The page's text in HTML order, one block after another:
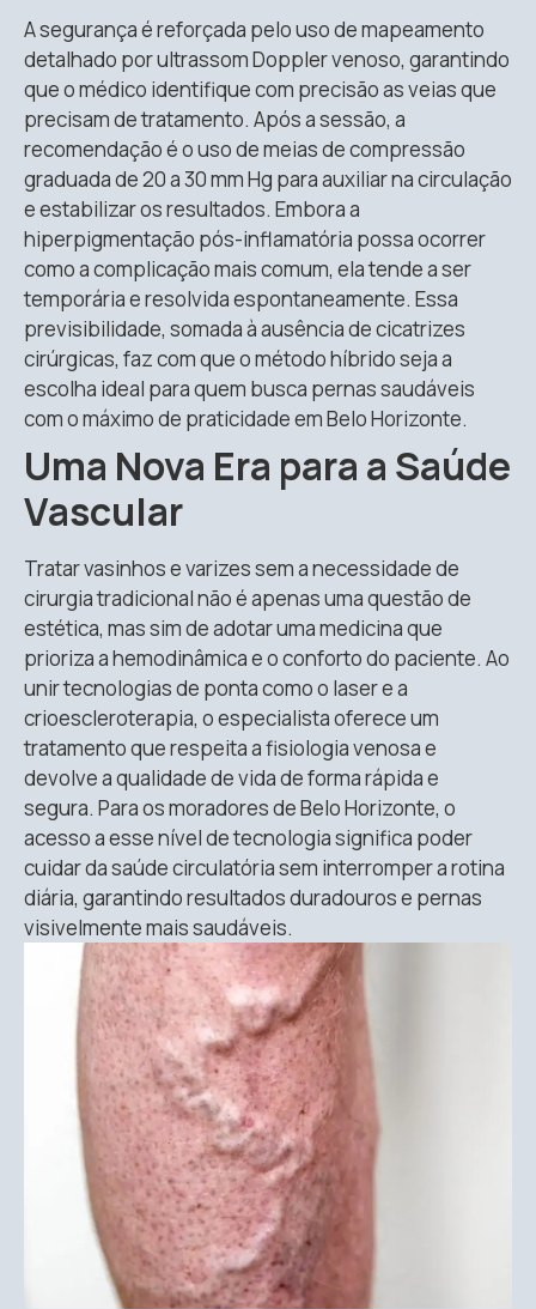
A segurança é reforçada pelo uso de mapeamento
detalhado por ultrassom Doppler venoso, garantindo
que o médico identifique com precisão as veias que
precisam de tratamento. Após a sessão, a
recomendação é o uso de meias de compressão
graduada de 20 a 30 mm Hg para auxiliar na circulação
e estabilizar os resultados. Embora a
hiperpigmentação pós-inflamatória possa ocorrer
como a complicação mais comum, ela tende a ser
temporária e resolvida espontaneamente. Essa
previsibilidade, somada à ausência de cicatrizes
cirúrgicas, faz com que o método híbrido seja a
escolha ideal para quem busca pernas saudáveis
com o máximo de praticidade em Belo Horizonte.
Uma Nova Era para a Saúde
Vascular
Tratar vasinhos e varizes sem a necessidade de
cirurgia tradicional não é apenas uma questão de
estética, mas sim de adotar uma medicina que
prioriza a hemodinâmica e o conforto do paciente. Ao
unir tecnologias de ponta como o laser e a
crioescleroterapia, o especialista oferece um
tratamento que respeita a fisiologia venosa e
devolve a qualidade de vida de forma rápida e
segura. Para os moradores de Belo Horizonte, o
acesso a esse nível de tecnologia significa poder
cuidar da saúde circulatória sem interromper a rotina
diária, garantindo resultados duradouros e pernas
visivelmente mais saudáveis.